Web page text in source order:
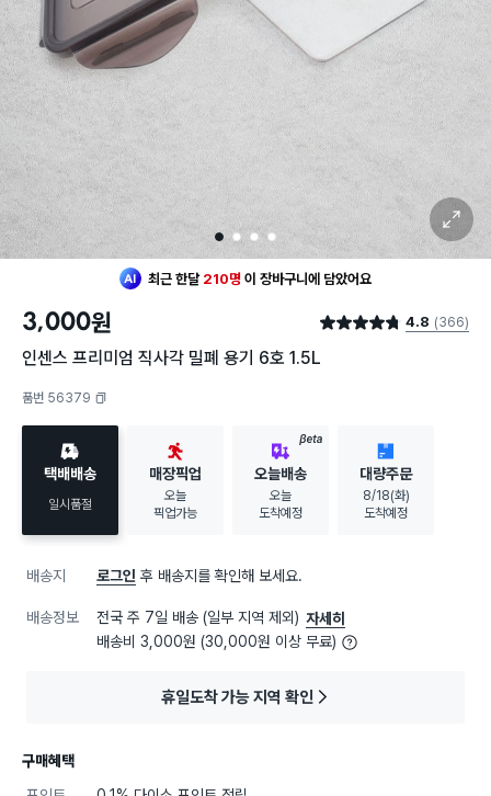
1 2 3 4
확대 보기
최근 한달 210명 이 장바구니에 담았어요
장바구니에 담았어요
3,000원 별점 4.8점 4.8 (366)
인센스 프리미엄 직사각 밀폐 용기 6호 1.5L
품번 56379
택배배송
일시품절
매장픽업
오늘
픽업가능
BETA
오늘배송
오늘
도착예정
대량주문
8/18(화)
도착예정
배송지 로그인 후 배송지를 확인해 보세요.
배송정보 전국 주 7일 배송 (일부 지역 제외) 자세히
배송비 3,000원 (30,000원 이상 무료)
휴일도착 가능 지역 확인
구매혜택